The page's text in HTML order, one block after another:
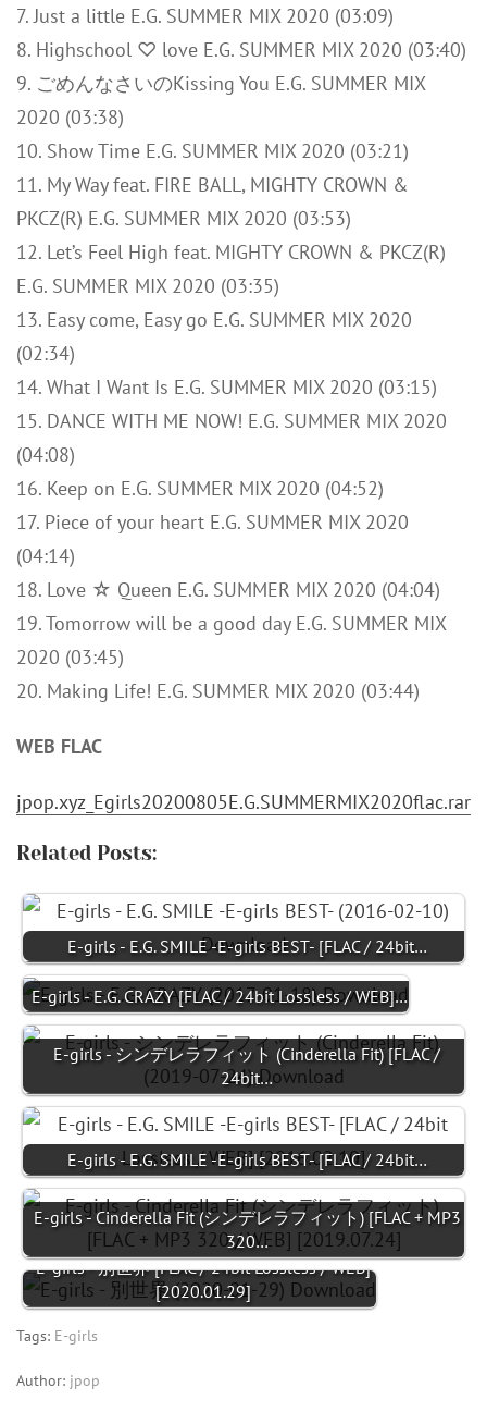
7. Just a little E.G. SUMMER MIX 2020 (03:09)
8. Highschool ♡ love E.G. SUMMER MIX 2020 (03:40)
9. ごめんなさいのKissing You E.G. SUMMER MIX
2020 (03:38)
10. Show Time E.G. SUMMER MIX 2020 (03:21)
11. My Way feat. FIRE BALL, MIGHTY CROWN &
PKCZ(R) E.G. SUMMER MIX 2020 (03:53)
12. Let’s Feel High feat. MIGHTY CROWN & PKCZ(R)
E.G. SUMMER MIX 2020 (03:35)
13. Easy come, Easy go E.G. SUMMER MIX 2020
(02:34)
14. What I Want Is E.G. SUMMER MIX 2020 (03:15)
15. DANCE WITH ME NOW! E.G. SUMMER MIX 2020
(04:08)
16. Keep on E.G. SUMMER MIX 2020 (04:52)
17. Piece of your heart E.G. SUMMER MIX 2020
(04:14)
18. Love ☆ Queen E.G. SUMMER MIX 2020 (04:04)
19. Tomorrow will be a good day E.G. SUMMER MIX
2020 (03:45)
20. Making Life! E.G. SUMMER MIX 2020 (03:44)
WEB FLAC
jpop.xyz_Egirls20200805E.G.SUMMERMIX2020flac.rar
Related Posts:
E-girls - E.G. SMILE -E-girls BEST- [FLAC / 24bit…
E-girls - E.G. CRAZY [FLAC / 24bit Lossless / WEB]…
E-girls - シンデレラフィット (Cinderella Fit) [FLAC /
24bit…
E-girls - E.G. SMILE -E-girls BEST- [FLAC / 24bit…
E-girls - Cinderella Fit (シンデレラフィット) [FLAC + MP3
320…
E-girls - 別世界 [FLAC / 24bit Lossless / WEB]
[2020.01.29]
Tags: E-girls
Author: jpop